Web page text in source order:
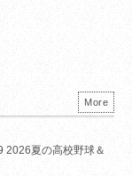
2026夏の高校野球＆
More